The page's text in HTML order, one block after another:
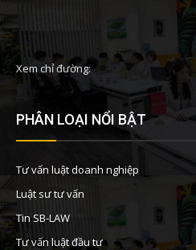
Xem chỉ đường:
PHÂN LOẠI NỔI BẬT
Tư vấn luật doanh nghiệp
Luật sư tư vấn
Tin SB-LAW
Tư vấn luật đầu tư